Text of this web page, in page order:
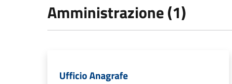
Amministrazione (1)
Ufficio Anagrafe